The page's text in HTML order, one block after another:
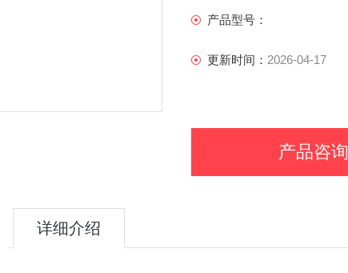
产品型号：
更新时间： 2026-04-17
产品咨询
详细介绍